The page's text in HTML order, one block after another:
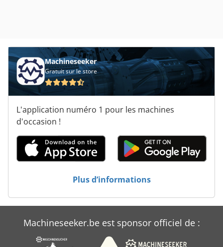
Machineseeker
Gratuit sur le store
L'application numéro 1 pour les machines
d'occasion !
Plus d’informations
Machineseeker.be est sponsor officiel de :